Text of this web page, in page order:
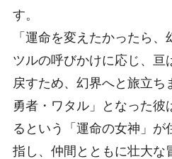
す。
「運命を変えたかったら、
ツルの呼びかけに応じ、亘
戻すため、幻界へと旅立ち
勇者・ワタル」となった彼
るという「運命の女神」が
指し、仲間とともに壮大な